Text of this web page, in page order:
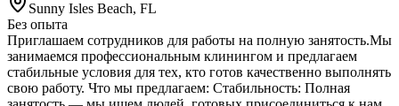
Sunny Isles Beach, FL
Без опыта
Приглашаем сотрудников для работы на полную занятость.Мы
занимаемся профессиональным клинингом и предлагаем
стабильные условия для тех, кто готов качественно выполнять
свою работу. Что мы предлагаем: Стабильность: Полная